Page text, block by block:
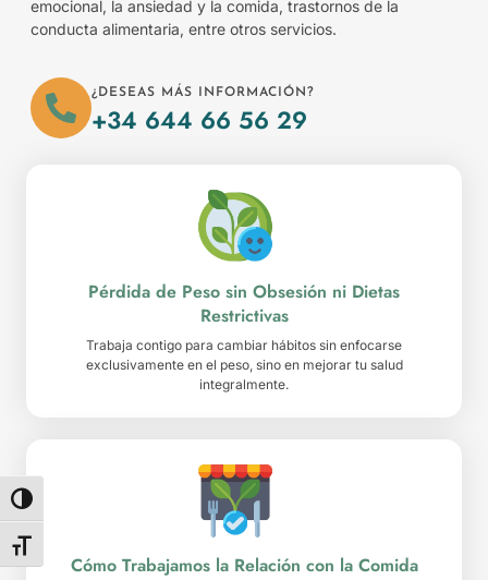
Alternar alto contraste
Alternar tamaño de letra
emocional, la ansiedad y la comida, trastornos de la
conducta alimentaria, entre otros servicios.
¿DESEAS MÁS INFORMACIÓN?
+34 644 66 56 29
Pérdida de Peso sin Obsesión ni Dietas
Restrictivas
Trabaja contigo para cambiar hábitos sin enfocarse
exclusivamente en el peso, sino en mejorar tu salud
integralmente.
Cómo Trabajamos la Relación con la Comida